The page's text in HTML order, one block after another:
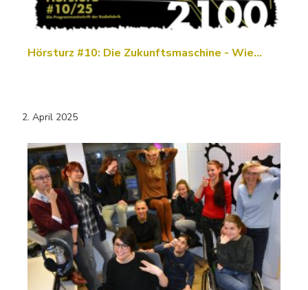
Hörsturz #10: Die Zukunftsmaschine - Wie…
2. April 2025